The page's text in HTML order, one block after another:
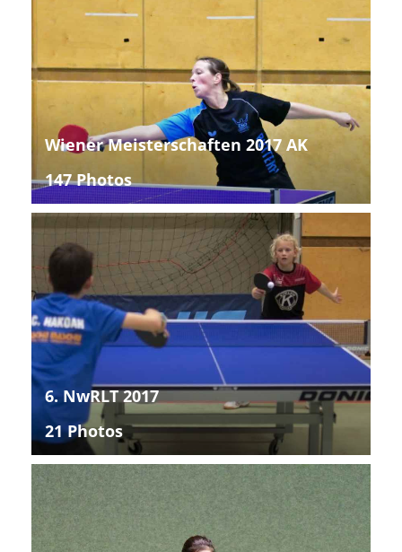
Wiener Meisterschaften 2017 AK
147 Photos
6. NwRLT 2017
21 Photos